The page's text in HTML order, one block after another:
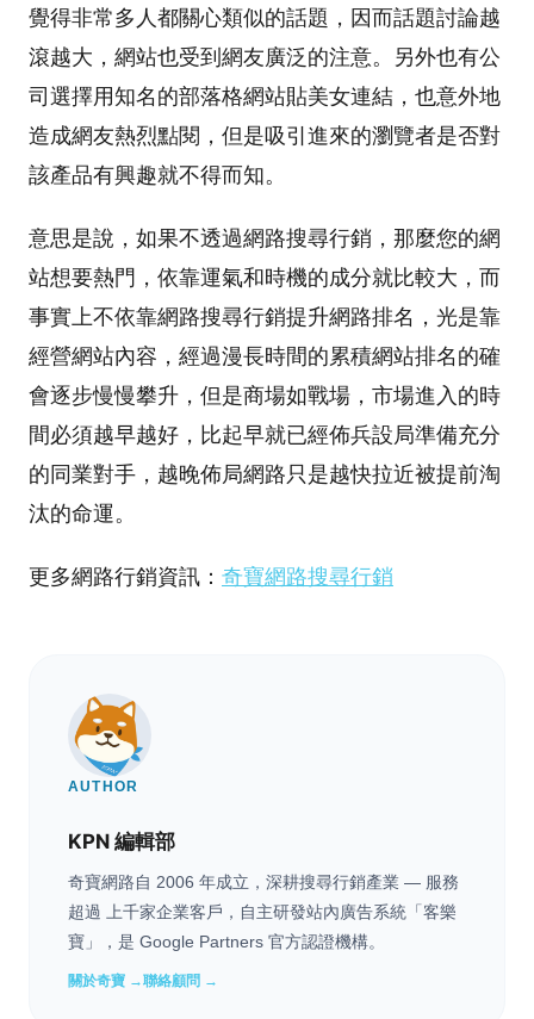
覺得非常多人都關心類似的話題，因而話題討論越
滾越大，網站也受到網友廣泛的注意。另外也有公
司選擇用知名的部落格網站貼美女連結，也意外地
造成網友熱烈點閱，但是吸引進來的瀏覽者是否對
該產品有興趣就不得而知。
意思是說，如果不透過網路搜尋行銷，那麼您的網
站想要熱門，依靠運氣和時機的成分就比較大，而
事實上不依靠網路搜尋行銷提升網路排名，光是靠
經營網站內容，經過漫長時間的累積網站排名的確
會逐步慢慢攀升，但是商場如戰場，市場進入的時
間必須越早越好，比起早就已經佈兵設局準備充分
的同業對手，越晚佈局網路只是越快拉近被提前淘
汰的命運。
更多網路行銷資訊： 奇寶網路搜尋行銷
AUTHOR
KPN 編輯部
奇寶網路自 2006 年成立，深耕搜尋行銷產業 — 服務
超過 上千家企業客戶，自主研發站內廣告系統「客樂
寶」，是 Google Partners 官方認證機構。
關於奇寶 →聯絡顧問 →